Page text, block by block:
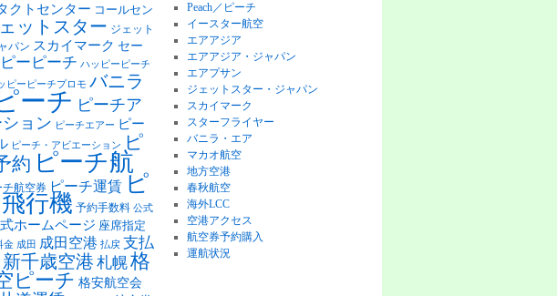
クトセンター コールセン
ットスター ジェット
パン スカイマーク セー
ーピーチ ハッピーピーチ
ピーピーチプロモ バニラ
ーチ ピーチア
ョン ピーチエアー ピー
ピーチ・アビエーション
ピ
約 ピーチ航
チ航空券 ピーチ運賃 ピ
行機 予約手数料 公式
ホームページ 座席指定
金 成田 成田空港 払戻 支払
新千歳空港 札幌格
ピーチ 格安航空会
Peach／ピーチ
イースター航空
エアアジア
エアアジア・ジャパン
エアプサン
ジェットスター・ジャパン
スカイマーク
スターフライヤー
バニラ・エア
マカオ航空
地方空港
春秋航空
海外LCC
空港アクセス
航空券予約購入
運航状況